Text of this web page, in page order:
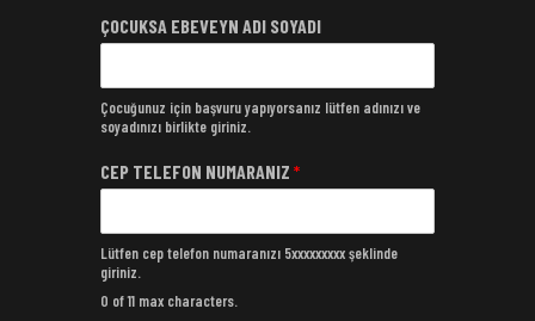
ÇOCUKSA EBEVEYN ADI SOYADI
Çocuğunuz için başvuru yapıyorsanız lütfen adınızı ve
soyadınızı birlikte giriniz.
CEP TELEFON NUMARANIZ *
Lütfen cep telefon numaranızı 5xxxxxxxxx şeklinde
giriniz.
0 of 11 max characters.